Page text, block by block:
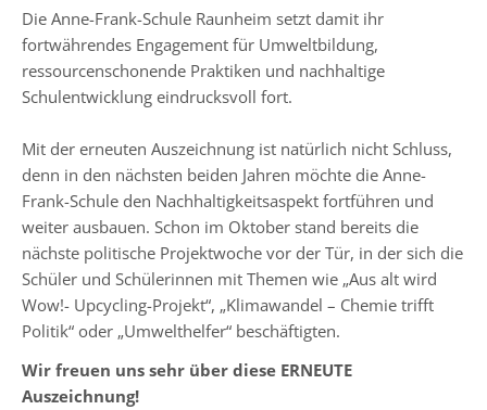
8
Stufenleitung
Jg.
9-
Sekretariat
Lehrerkollegium
Schulgesundheitsfachkraft
Die Anne-Frank-Schule Raunheim setzt damit ihr
fortwährendes Engagement für Umweltbildung,
ressourcenschonende Praktiken und nachhaltige
Schulentwicklung eindrucksvoll fort.
Mit der erneuten Auszeichnung ist natürlich nicht Schluss,
denn in den nächsten beiden Jahren möchte die Anne-
Frank-Schule den Nachhaltigkeitsaspekt fortführen und
weiter ausbauen. Schon im Oktober stand bereits die
nächste politische Projektwoche vor der Tür, in der sich die
Schüler und Schülerinnen mit Themen wie „Aus alt wird
Wow!- Upcycling-Projekt“, „Klimawandel – Chemie trifft
Politik“ oder „Umwelthelfer“ beschäftigten.
Wir freuen uns sehr über diese ERNEUTE
Auszeichnung!